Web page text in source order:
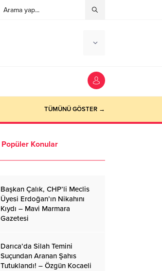
TÜMÜNÜ GÖSTER →
Popüler Konular
Başkan Çalık, CHP’li Meclis
Üyesi Erdoğan’ın Nikahını
Kıydı – Mavi Marmara
Gazetesi
Darıca’da Silah Temini
Suçundan Aranan Şahıs
Tutuklandı! – Özgün Kocaeli